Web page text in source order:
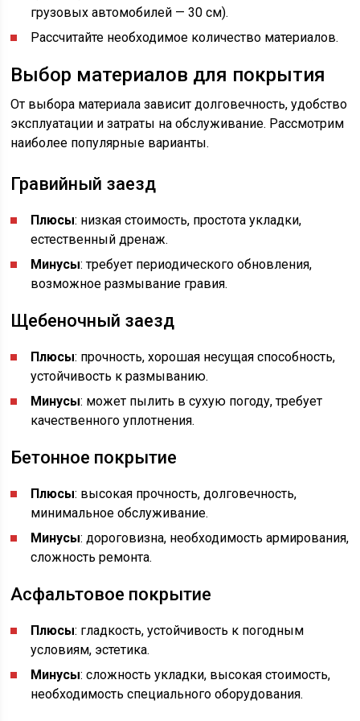
грузовых автомобилей — 30 см).
Рассчитайте необходимое количество материалов.
Выбор материалов для покрытия
От выбора материала зависит долговечность, удобство
эксплуатации и затраты на обслуживание. Рассмотрим
наиболее популярные варианты.
Гравийный заезд
Плюсы: низкая стоимость, простота укладки,
естественный дренаж.
Минусы: требует периодического обновления,
возможное размывание гравия.
Щебеночный заезд
Плюсы: прочность, хорошая несущая способность,
устойчивость к размыванию.
Минусы: может пылить в сухую погоду, требует
качественного уплотнения.
Бетонное покрытие
Плюсы: высокая прочность, долговечность,
минимальное обслуживание.
Минусы: дороговизна, необходимость армирования,
сложность ремонта.
Асфальтовое покрытие
Плюсы: гладкость, устойчивость к погодным
условиям, эстетика.
Минусы: сложность укладки, высокая стоимость,
необходимость специального оборудования.